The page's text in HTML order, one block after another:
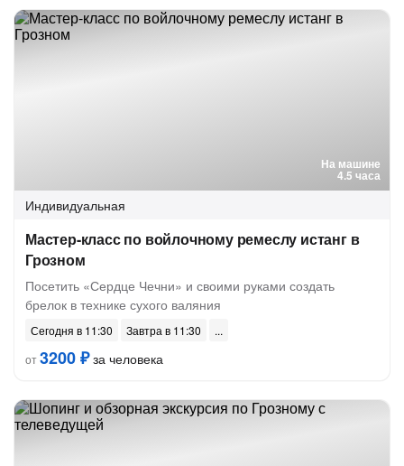
На машине
4.5 часа
Индивидуальная
Мастер-класс по войлочному ремеслу истанг в
Грозном
Посетить «Сердце Чечни» и своими руками создать
брелок в технике сухого валяния
Сегодня в 11:30
Завтра в 11:30
от3200 ₽за человека